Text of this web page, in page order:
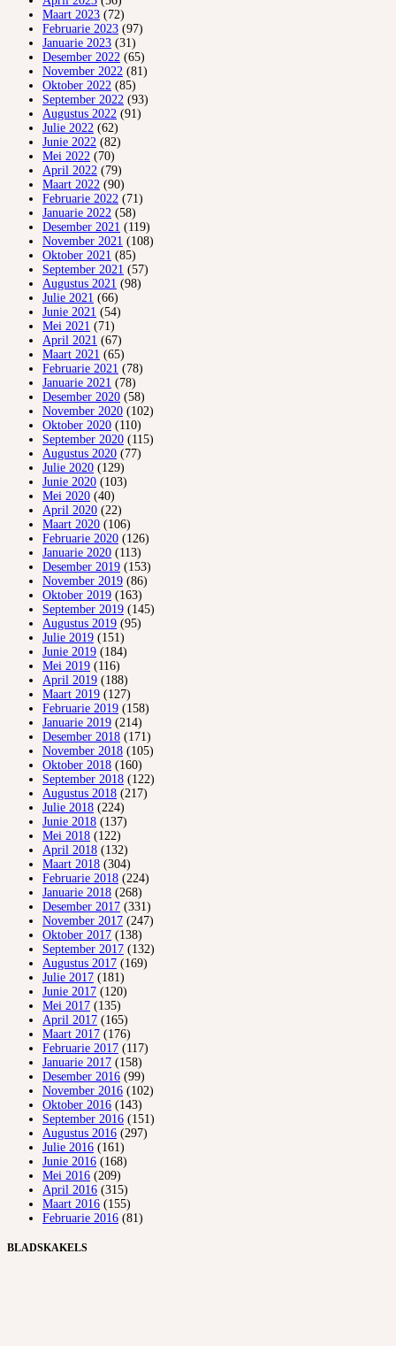
Maart 2023 (72)
Februarie 2023 (97)
Januarie 2023 (31)
Desember 2022 (65)
November 2022 (81)
Oktober 2022 (85)
September 2022 (93)
Augustus 2022 (91)
Julie 2022 (62)
Junie 2022 (82)
Mei 2022 (70)
April 2022 (79)
Maart 2022 (90)
Februarie 2022 (71)
Januarie 2022 (58)
Desember 2021 (119)
November 2021 (108)
Oktober 2021 (85)
September 2021 (57)
Augustus 2021 (98)
Julie 2021 (66)
Junie 2021 (54)
Mei 2021 (71)
April 2021 (67)
Maart 2021 (65)
Februarie 2021 (78)
Januarie 2021 (78)
Desember 2020 (58)
November 2020 (102)
Oktober 2020 (110)
September 2020 (115)
Augustus 2020 (77)
Julie 2020 (129)
Junie 2020 (103)
Mei 2020 (40)
April 2020 (22)
Maart 2020 (106)
Februarie 2020 (126)
Januarie 2020 (113)
Desember 2019 (153)
November 2019 (86)
Oktober 2019 (163)
September 2019 (145)
Augustus 2019 (95)
Julie 2019 (151)
Junie 2019 (184)
Mei 2019 (116)
April 2019 (188)
Maart 2019 (127)
Februarie 2019 (158)
Januarie 2019 (214)
Desember 2018 (171)
November 2018 (105)
Oktober 2018 (160)
September 2018 (122)
Augustus 2018 (217)
Julie 2018 (224)
Junie 2018 (137)
Mei 2018 (122)
April 2018 (132)
Maart 2018 (304)
Februarie 2018 (224)
Januarie 2018 (268)
Desember 2017 (331)
November 2017 (247)
Oktober 2017 (138)
September 2017 (132)
Augustus 2017 (169)
Julie 2017 (181)
Junie 2017 (120)
Mei 2017 (135)
April 2017 (165)
Maart 2017 (176)
Februarie 2017 (117)
Januarie 2017 (158)
Desember 2016 (99)
November 2016 (102)
Oktober 2016 (143)
September 2016 (151)
Augustus 2016 (297)
Julie 2016 (161)
Junie 2016 (168)
Mei 2016 (209)
April 2016 (315)
Maart 2016 (155)
Februarie 2016 (81)
BLADSKAKELS